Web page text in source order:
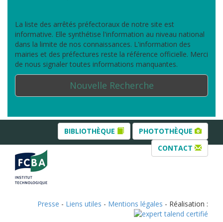
La liste des arrêtés préfectoraux de notre site est
informative. Elle synthétise l'information au niveau national
dans la limite de nos connaissances. L'information des
mairies et des préfectures reste la référence officielle. Merci
de nous signaler toutes informations manquantes.
Nouvelle Recherche
BIBLIOTHÈQUE
PHOTOTHÈQUE
CONTACT
Presse - Liens utiles - Mentions légales - Réalisation :